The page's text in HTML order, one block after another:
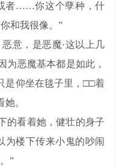
者……你这个孽种，什
和我很像。”
恶意，是恶魔·这以上几
为恶魔基本都是如此，
是仰坐在毯子里，□□着
。
的看着她，健壮的身子
楼下传来小鬼的吵闹
”